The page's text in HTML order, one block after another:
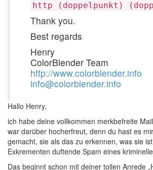
http (doppelpunkt)
Thank you.
Best regards
Henry
ColorBlender Team
http://www.colorblender.info
info@colorblender.info
Hallo Henry,
ich habe deine vollkommen merkbefreite
war darüber hocherfreut, denn du hast es
gemacht, sie als das zu erkennen, was sie
Exkrementen duftende Spam eines
Das beginnt schon mit deiner tollen Anrede